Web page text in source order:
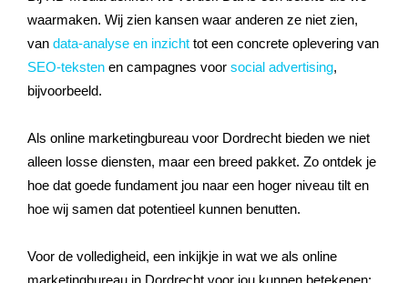
waarmaken. Wij zien kansen waar anderen ze niet zien,
van data-analyse en inzicht tot een concrete oplevering van
SEO-teksten en campagnes voor social advertising,
bijvoorbeeld.
Als online marketingbureau voor Dordrecht bieden we niet
alleen losse diensten, maar een breed pakket. Zo ontdek je
hoe dat goede fundament jou naar een hoger niveau tilt en
hoe wij samen dat potentieel kunnen benutten.
Voor de volledigheid, een inkijkje in wat we als online